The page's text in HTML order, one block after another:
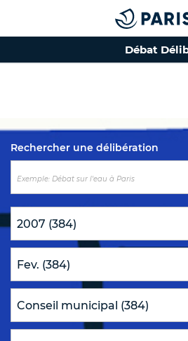
Top of the
Débat
Rechercher une délibération